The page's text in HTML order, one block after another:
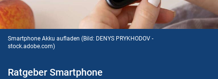
Smartphone Akku aufladen (Bild: DENYS PRYKHODOV -
stock.adobe.com)
Ratgeber Smartphone